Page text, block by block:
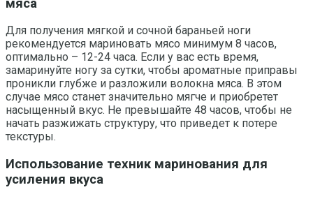
мяса
Для получения мягкой и сочной бараньей ноги
рекомендуется мариновать мясо минимум 8 часов,
оптимально – 12-24 часа. Если у вас есть время,
замаринуйте ногу за сутки, чтобы ароматные приправы
проникли глубже и разложили волокна мяса. В этом
случае мясо станет значительно мягче и приобретет
насыщенный вкус. Не превышайте 48 часов, чтобы не
начать разжижать структуру, что приведет к потере
текстуры.
Использование техник маринования для
усиления вкуса